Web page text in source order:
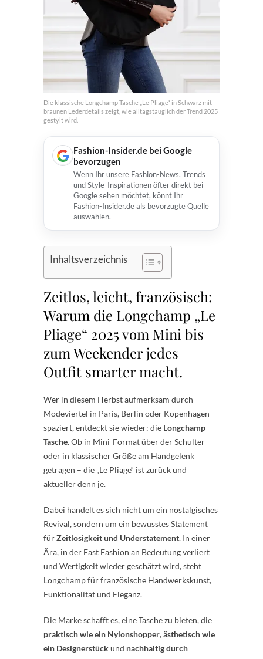
Die klassische Longchamp Tasche „Le Pliage“ in Schwarz mit
braunen Lederdetails zeigt, wie alltagstauglich der Trend 2025
gestylt wird.
Fashion-Insider.de bei Google
bevorzugen
Wenn Ihr unsere Fashion-News, Trends
und Style-Inspirationen öfter direkt bei
Google sehen möchtet, könnt Ihr
Fashion-Insider.de als bevorzugte Quelle
auswählen.
Inhaltsverzeichnis
Zeitlos, leicht, französisch:
Warum die Longchamp „Le
Pliage“ 2025 vom Mini bis
zum Weekender jedes
Outfit smarter macht.
Wer in diesem Herbst aufmerksam durch
Modeviertel in Paris, Berlin oder Kopenhagen
spaziert, entdeckt sie wieder: die Longchamp
Tasche. Ob in Mini-Format über der Schulter
oder in klassischer Größe am Handgelenk
getragen – die „Le Pliage“ ist zurück und
aktueller denn je.
Dabei handelt es sich nicht um ein nostalgisches
Revival, sondern um ein bewusstes Statement
fürZeitlosigkeit und Understatement. In einer
Ära, in der Fast Fashion an Bedeutung verliert
und Wertigkeit wieder geschätzt wird, steht
Longchamp für französische Handwerkskunst,
Funktionalität und Eleganz.
Die Marke schafft es, eine Tasche zu bieten, die
praktisch wie ein Nylonshopper,ästhetisch wie
ein Designerstückund nachhaltig durch